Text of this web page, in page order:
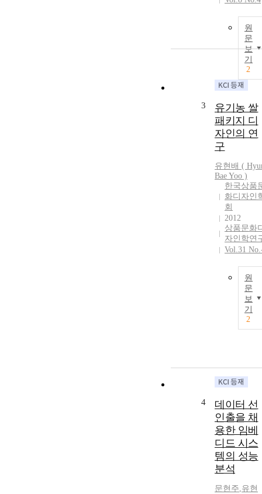
원
문
보
기
2
3
유기농 쌀
패키지 디
자인의 연
구
유현배 (
Bae Yoo )
한국상품
화디자인
회
2012
상품문화
자인학연
Vol.31
원
문
보
기
2
4
데이터 선
인출을 채
용한 임베
디드 시스
템의 성능
분석
문현주,유현